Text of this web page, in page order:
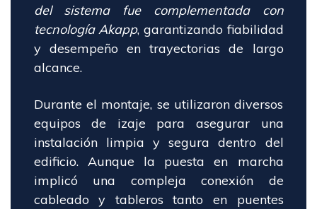
del sistema fue complementada con
tecnología Akapp, garantizando fiabilidad
y desempeño en trayectorias de largo
alcance.
Durante el montaje, se utilizaron diversos
equipos de izaje para asegurar una
instalación limpia y segura dentro del
edificio. Aunque la puesta en marcha
implicó una compleja conexión de
cableado y tableros tanto en puentes